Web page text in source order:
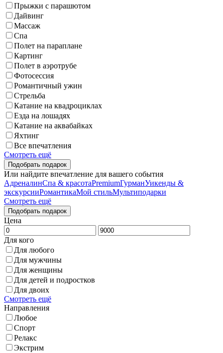
Прыжки с парашютом
Дайвинг
Массаж
Спа
Полет на параплане
Картинг
Полет в аэротрубе
Фотосессия
Романтичный ужин
Стрельба
Катание на квадроциклах
Езда на лошадях
Катание на аквабайках
Яхтинг
Все впечатления
Смотреть ещё
Или найдите впечатление для вашего события
АдреналинСпа & красотаPremiumГурманУикенды &
экскурсииРомантикаМой стильМультиподарки
Смотреть ещё
Цена
Для кого
Для любого
Для мужчины
Для женщины
Для детей и подростков
Для двоих
Смотреть ещё
Направления
Любое
Спорт
Релакс
Экстрим